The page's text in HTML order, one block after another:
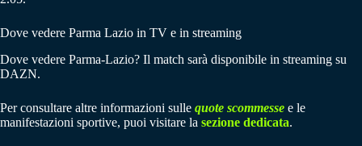
Dove vedere Parma Lazio in TV e in streaming
Dove vedere Parma-Lazio? Il match sarà disponibile in streaming su
DAZN.
Per consultare altre informazioni sulle quote scommesse e le
manifestazioni sportive, puoi visitare la sezione dedicata.